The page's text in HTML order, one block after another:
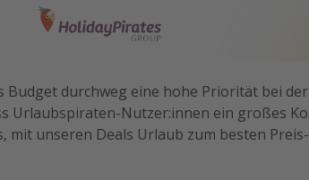
Budget durchweg eine hohe Priorität bei
Urlaubspiraten-Nutzer:innen ein großes
mit unseren Deals Urlaub zum besten